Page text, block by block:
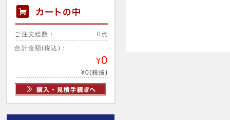
ご注文総数： 0点
合計金額(税込)：
¥0
¥0(税抜)